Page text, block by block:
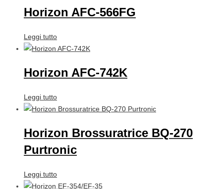
Horizon AFC-566FG
Leggi tutto
Horizon AFC-742K
Leggi tutto
Horizon Brossuratrice BQ-270
Purtronic
Leggi tutto